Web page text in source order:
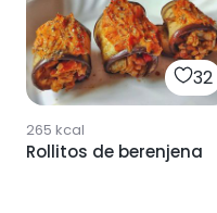
32
265 kcal
Rollitos de berenjena